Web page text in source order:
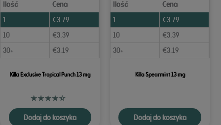
Ilość
Cena
1
€3.79
10
€3.39
30+
€3.19
Killa Exclusive Tropical Punch 13 mg
Dodaj do koszyka
Ilość
Cena
1
€3.79
10
€3.39
30+
€3.19
Killa Spearmint 13 mg
Dodaj do koszyka